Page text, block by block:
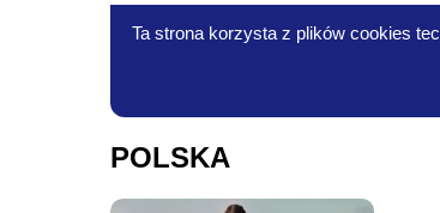
Ta strona korzysta z plików cookies
Informacje-
POLSKA